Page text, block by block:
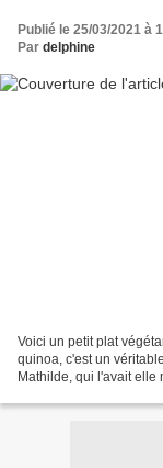
Publié le 25/03/2021 à
Par delphine
Voici un petit plat
quinoa, c'est un
Mathilde, qui l'avait elle